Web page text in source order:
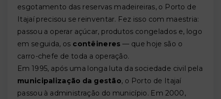
esgotamento das reservas madeireiras, o Porto de
Itajaí precisou se reinventar. Fez isso com maestria:
passou a operar açúcar, produtos congelados e, logo
em seguida, os contêineres — que hoje são o
carro-chefe de toda a operação.
Em 1995, após uma longa luta da sociedade civil pela
municipalização da gestão, o Porto de Itajaí
passou à administração do município. Em 2000,